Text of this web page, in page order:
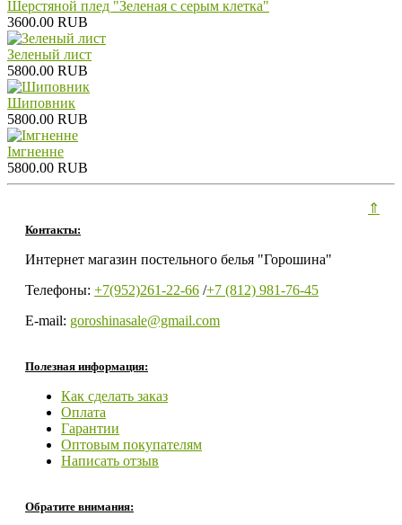
Шерстяной плед "Зеленая с серым клетка"
3600.00 RUB
Зеленый лист
5800.00 RUB
Шиповник
5800.00 RUB
Iмгненне
5800.00 RUB
Контакты:
Интернет магазин постельного белья "Горошина"
Телефоны: +7(952)261-22-66 /+7 (812) 981-76-45
E-mail: goroshinasale@gmail.com
Полезная информация:
Как сделать заказ
Оплата
Гарантии
Оптовым покупателям
Написать отзыв
Обратите внимания:
⇑